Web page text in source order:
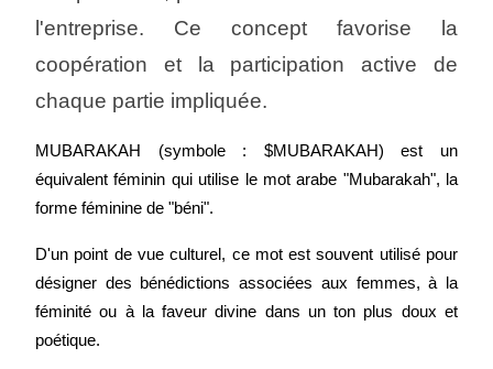
l'entreprise. Ce concept favorise la
coopération et la participation active de
chaque partie impliquée.
MUBARAKAH (symbole : $MUBARAKAH) est un
équivalent féminin qui utilise le mot arabe "Mubarakah", la
forme féminine de "béni".
D'un point de vue culturel, ce mot est souvent utilisé pour
désigner des bénédictions associées aux femmes, à la
féminité ou à la faveur divine dans un ton plus doux et
poétique.